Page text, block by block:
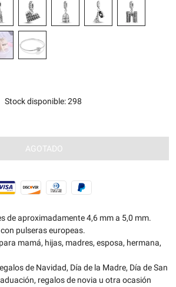
Stock disponible:298
AGOTADO
de aproximadamente 4,6 mm a 5,0 mm.
pulseras europeas.
mamá, hijas, madres, esposa, hermana,
de Navidad, Día de la Madre, Día de San
regalos de novia u otra ocasión